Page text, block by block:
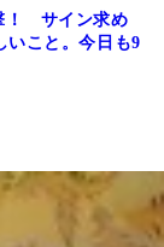
！ サイン求め
こと。今日も9